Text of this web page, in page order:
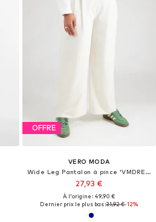
OFFRE
VERO MODA
Wide Leg Pantalon à pince 'VMDREA'
27,93 €
À l'origine : 49,90 €
Dernier prix le plus bas :31,92 €-12%